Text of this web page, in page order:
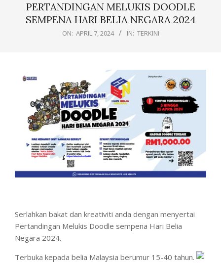
PERTANDINGAN MELUKIS DOODLE
SEMPENA HARI BELIA NEGARA 2024
ON: APRIL 7, 2024 IN: TERKINI
Serlahkan bakat dan kreativiti anda dengan menyertai
Pertandingan Melukis Doodle sempena Hari Belia
Negara 2024.
Terbuka kepada belia Malaysia berumur 15-40 tahun.